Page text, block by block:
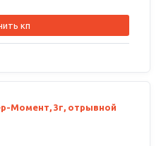
кп
Момент, 3г, отрывной